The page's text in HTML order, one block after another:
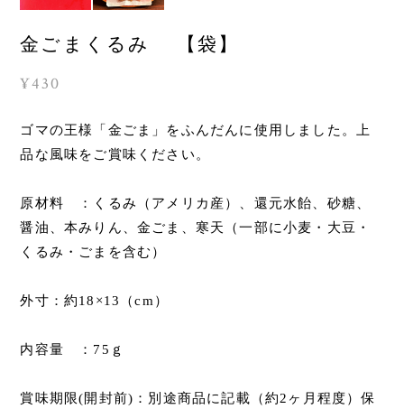
金ごまくるみ 【袋】
¥430
ゴマの王様「金ごま」をふんだんに使用しました。上
品な風味をご賞味ください。
原材料 ：くるみ（アメリカ産）、還元水飴、砂糖、
醤油、本みりん、金ごま、寒天（一部に小麦・大豆・
くるみ・ごまを含む）
外寸：約18×13（cm）
内容量 ：75ｇ
賞味期限(開封前)：別途商品に記載（約2ヶ月程度）保